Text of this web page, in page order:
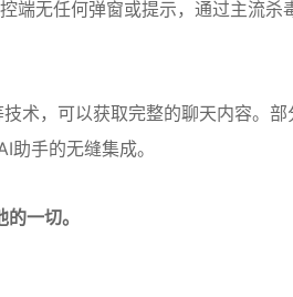
端无任何弹窗或提示，通过主流杀
术，可以获取完整的聊天内容。部
助手的无缝集成。
一切。